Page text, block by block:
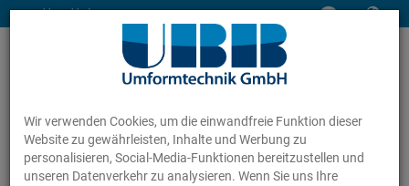
Wir verwenden Cookies, um die einwandfreie Funktion dieser
Website zu gewährleisten, Inhalte und Werbung zu
personalisieren, Social-Media-Funktionen bereitzustellen und
unseren Datenverkehr zu analysieren. Wenn Sie uns Ihre
www.ubb-gmbh.de